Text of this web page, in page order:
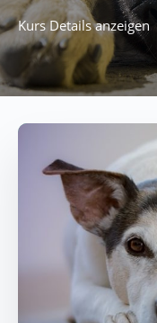
Kurs Details anzeigen